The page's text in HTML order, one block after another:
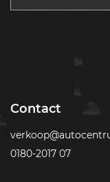
Contact
0180-2017 07